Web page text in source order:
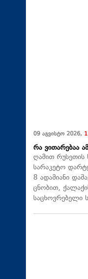
09 აგვისტო 2026,
რა ვითარებაა
ღამით რუსეთის
სარაკეტო
8 ადამიანი
ცნობით,
საცხოვრებელი